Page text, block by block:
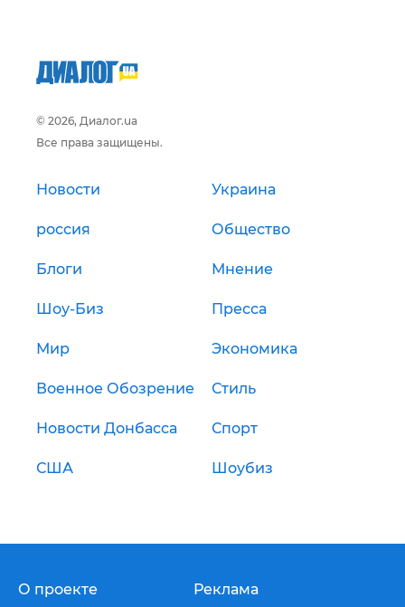
© 2026, Диалог.ua
Все права защищены.
Новости Украина
россия Общество
Блоги Мнение
Шоу-Биз Пресса
Мир Экономика
Военное Обозрение Стиль
Новости Донбасса Спорт
США Шоубиз
О проекте Реклама